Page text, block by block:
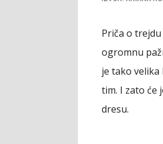
Priča o
ogromnu
je tako velika
tim. I zato će
dresu.